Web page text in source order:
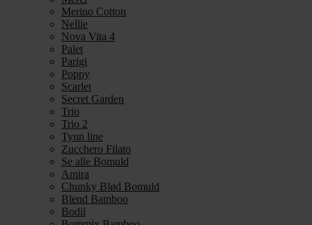
Merino Cotton
Nellie
Nova Vita 4
Palet
Parigi
Poppy
Scarlet
Secret Garden
Trio
Trio 2
Tynn line
Zucchero Filato
Se alle Bomuld
Amira
Chunky Blød Bomuld
Blend Bamboo
Bodil